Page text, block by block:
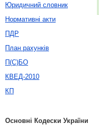
Юридичний словник
Нормативні акти
ПДР
План рахунків
П(С)БО
КВЕД-2010
КП
Основні Кодески України